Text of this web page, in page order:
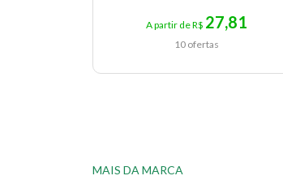
A partir de R$ 27,81
10 ofertas
MAIS DA MARCA